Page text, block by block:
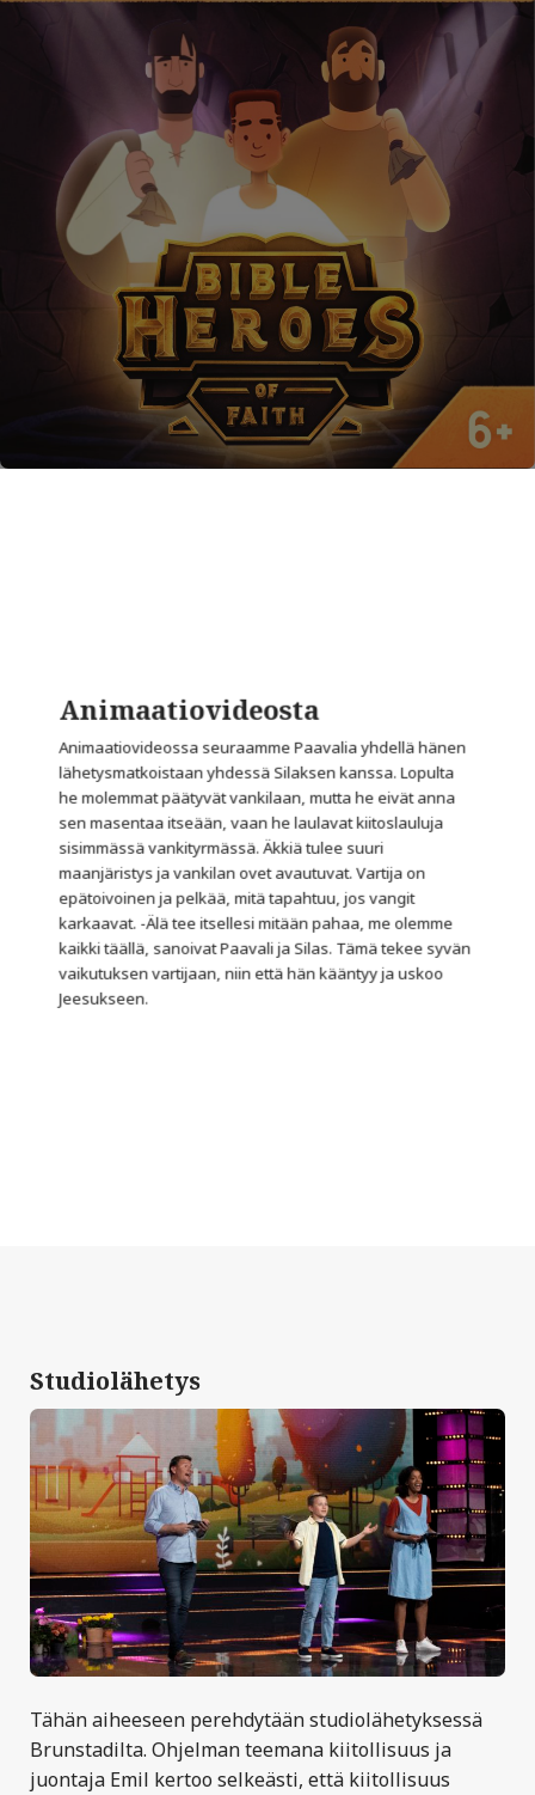
Animaatiovideosta
Animaatiovideossa seuraamme Paavalia yhdellä hänen
lähetysmatkoistaan yhdessä Silaksen kanssa. Lopulta
he molemmat päätyvät vankilaan, mutta he eivät anna
sen masentaa itseään, vaan he laulavat kiitoslauluja
sisimmässä vankityrmässä. Äkkiä tulee suuri
maanjäristys ja vankilan ovet avautuvat. Vartija on
epätoivoinen ja pelkää, mitä tapahtuu, jos vangit
karkaavat. -Älä tee itsellesi mitään pahaa, me olemme
kaikki täällä, sanoivat Paavali ja Silas. Tämä tekee syvän
vaikutuksen vartijaan, niin että hän kääntyy ja uskoo
Jeesukseen.
Studiolähetys
Tähän aiheeseen perehdytään studiolähetyksessä
Brunstadilta. Ohjelman teemana kiitollisuus ja
juontaja Emil kertoo selkeästi, että kiitollisuus